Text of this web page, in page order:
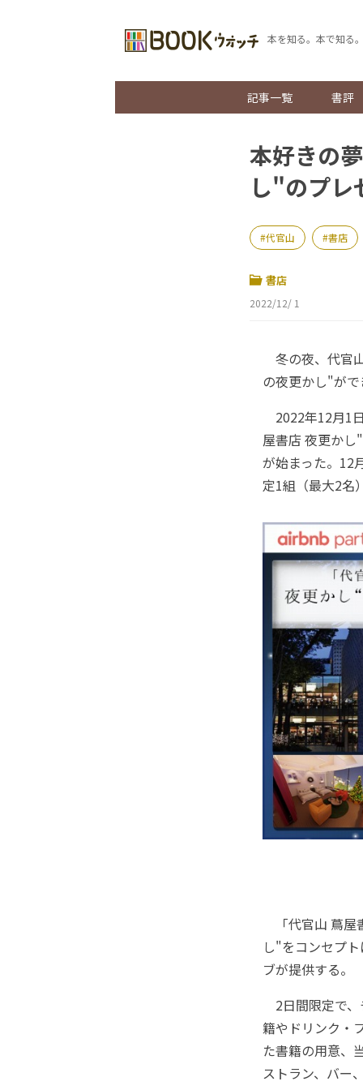
本を知る。本で知る
記事一覧 書評
本好きの
し"のプレ
代官山 書店
書店
2022/12/ 1
冬の夜、代官
の夜更かし"が
2022年12月1
屋書店 夜更か
が始まった。12
定1組（最大2名
「代官山 蔦屋
し"をコンセプ
ブが提供する。
2日間限定で、
籍やドリンク・
た書籍の用意、
ストラン、バー